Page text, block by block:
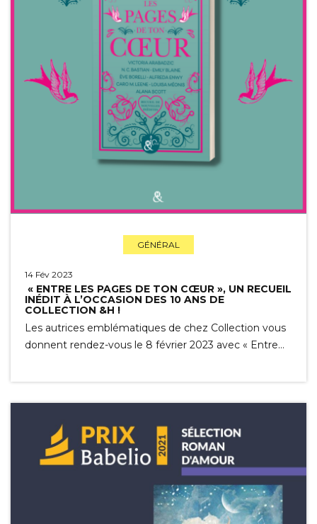
GÉNÉRAL
14 Fév 2023
« ENTRE LES PAGES DE TON CŒUR », UN RECUEIL
INÉDIT À L’OCCASION DES 10 ANS DE
COLLECTION &H !
Les autrices emblématiques de chez Collection vous
donnent rendez-vous le 8 février 2023 avec « Entre…